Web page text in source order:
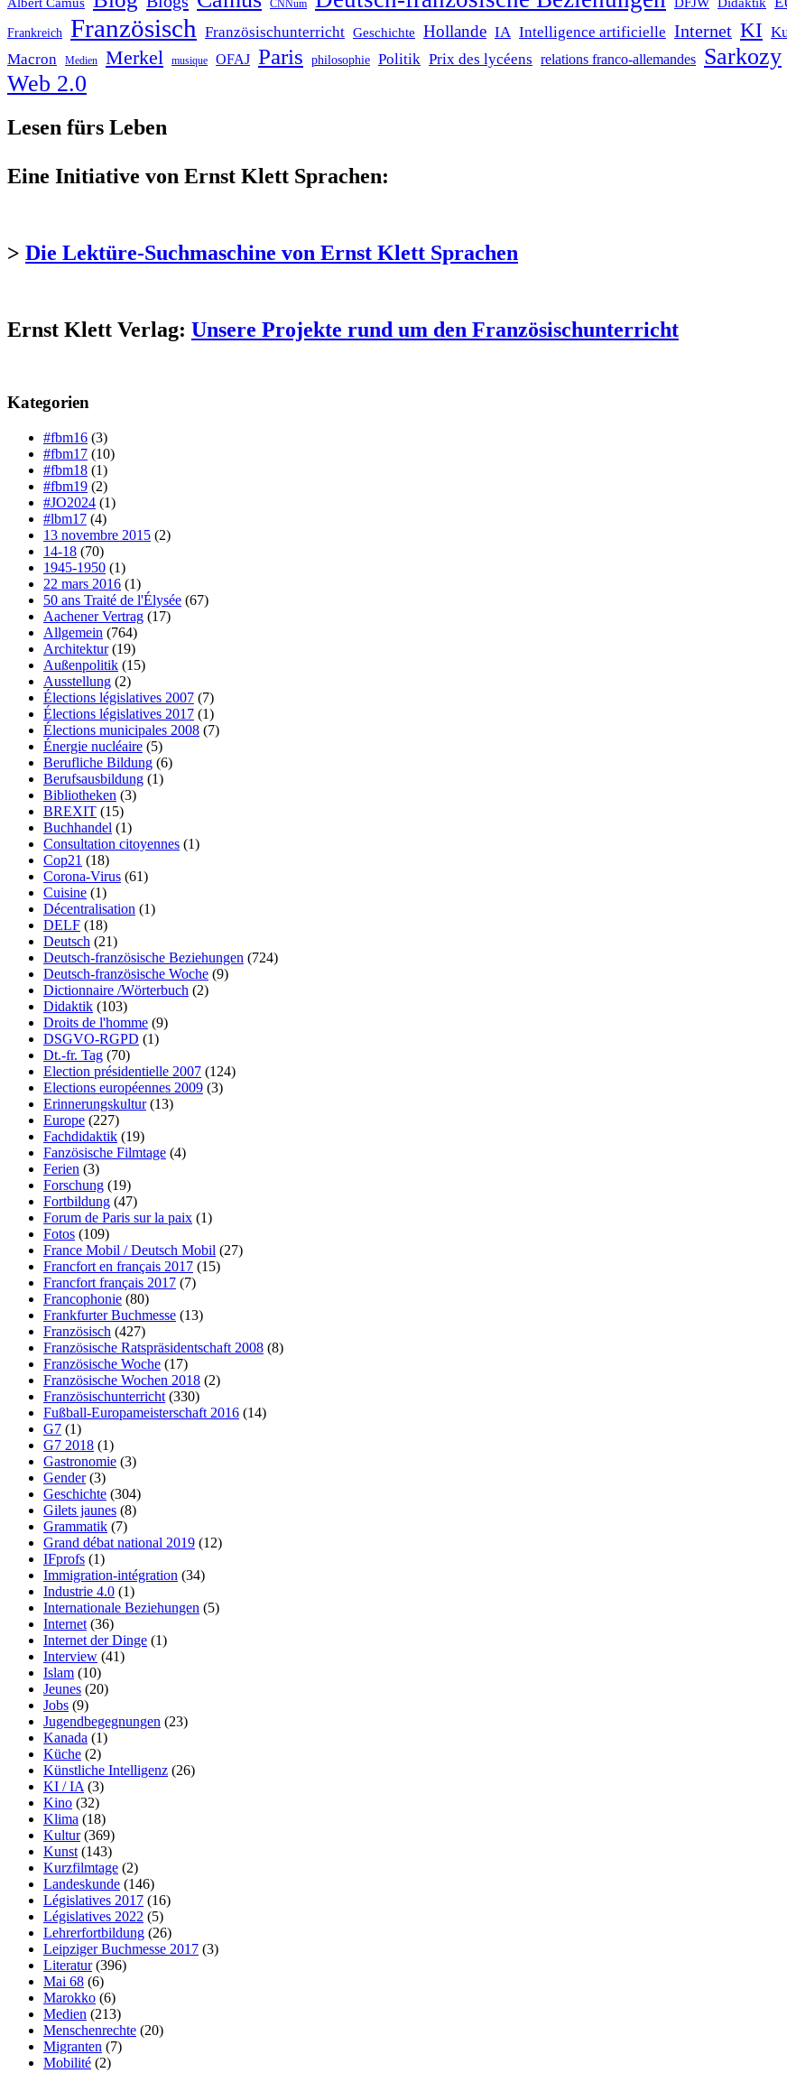
Albert Camus CNNum DFJW Didaktik
Frankreich Französisch Französischunterricht Geschichte Hollande IA Intelligence artificielle Internet KI
Macron Medien Merkel musique OFAJ Paris philosophie Politik Prix des lycéens relations franco-allemandes Sarkozy
Web 2.0
Lesen fürs Leben
Eine Initiative von Ernst Klett Sprachen:
> Die Lektüre-Suchmaschine von Ernst Klett Sprachen
Ernst Klett Verlag: Unsere Projekte rund um den Französischunterricht
Kategorien
#fbm16 (3)
#fbm17 (10)
#fbm18 (1)
#fbm19 (2)
#JO2024 (1)
#lbm17 (4)
13 novembre 2015 (2)
14-18 (70)
1945-1950 (1)
22 mars 2016 (1)
50 ans Traité de l'Élysée (67)
Aachener Vertrag (17)
Allgemein (764)
Architektur(19)
Außenpolitik (15)
Ausstellung (2)
Élections législatives 2007 (7)
Élections législatives 2017 (1)
Élections municipales 2008 (7)
Énergie nucléaire (5)
Berufliche Bildung (6)
Berufsausbildung (1)
Bibliotheken (3)
BREXIT (15)
Buchhandel (1)
Consultation citoyennes (1)
Cop21 (18)
Corona-Virus (61)
Cuisine (1)
Décentralisation (1)
DELF (18)
Deutsch (21)
Deutsch-französische Beziehungen (724)
Deutsch-französische Woche (9)
Dictionnaire /Wörterbuch (2)
Didaktik (103)
Droits de l'homme (9)
DSGVO-RGPD (1)
Dt.-fr. Tag (70)
Election présidentielle 2007 (124)
Elections européennes 2009 (3)
Erinnerungskultur(13)
Europe (227)
Fachdidaktik (19)
Fanzösische Filmtage (4)
Ferien (3)
Forschung (19)
Fortbildung (47)
Forum de Paris sur la paix (1)
Fotos (109)
France Mobil / Deutsch Mobil (27)
Francfort en français 2017 (15)
Francfort français 2017 (7)
Francophonie (80)
Frankfurter Buchmesse (13)
Französisch (427)
Französische Ratspräsidentschaft 2008 (8)
Französische Woche (17)
Französische Wochen 2018 (2)
Französischunterricht (330)
Fußball-Europameisterschaft 2016 (14)
G7 (1)
G7 2018 (1)
Gastronomie (3)
Gender(3)
Geschichte (304)
Gilets jaunes (8)
Grammatik (7)
Grand débat national 2019 (12)
IFprofs (1)
Immigration-intégration (34)
Industrie 4.0 (1)
Internationale Beziehungen (5)
Internet (36)
Internet der Dinge (1)
Interview (41)
Islam (10)
Jeunes (20)
Jobs (9)
Jugendbegegnungen (23)
Kanada (1)
Küche (2)
Künstliche Intelligenz (26)
KI / IA (3)
Kino (32)
Klima (18)
Kultur(369)
Kunst (143)
Kurzfilmtage (2)
Landeskunde (146)
Législatives 2017 (16)
Législatives 2022 (5)
Lehrerfortbildung (26)
Leipziger Buchmesse 2017 (3)
Literatur(396)
Mai 68 (6)
Marokko (6)
Medien (213)
Menschenrechte (20)
Migranten (7)
Mobilité (2)